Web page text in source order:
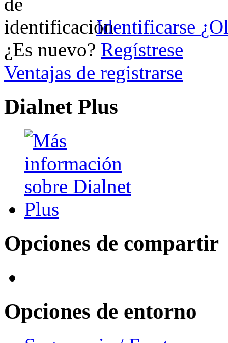
Identificarse
¿Es nuevo? Regístrese
Ventajas de registrarse
Dialnet Plus
Opciones de compartir
Opciones de entorno